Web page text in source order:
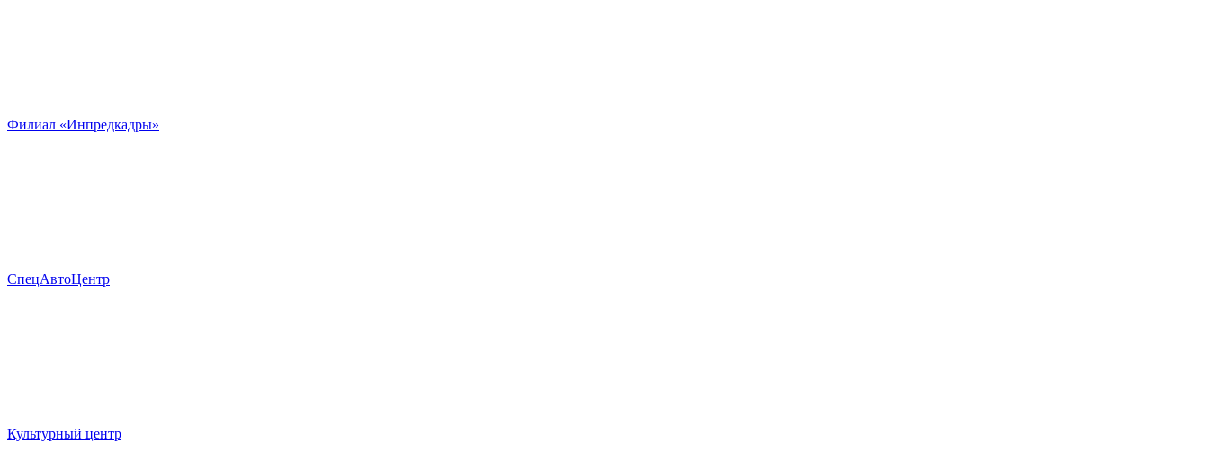
Филиал «Инпредкадры»
СпецАвтоЦентр
Культурный центр